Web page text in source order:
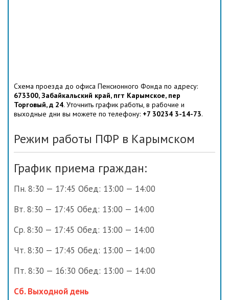
Схема проезда до офиса Пенсионного Фонда по адресу:
673300, Забайкальский край, пгт Карымское, пер
Торговый, д 24. Уточнить график работы, в рабочие и
выходные дни вы можете по телефону: +7 30234 3-14-73.
Режим работы ПФР в Карымском
График приема граждан:
Пн. 8:30 — 17:45 Обед: 13:00 — 14:00
Вт. 8:30 — 17:45 Обед: 13:00 — 14:00
Ср. 8:30 — 17:45 Обед: 13:00 — 14:00
Чт. 8:30 — 17:45 Обед: 13:00 — 14:00
Пт. 8:30 — 16:30 Обед: 13:00 — 14:00
Сб. Выходной день